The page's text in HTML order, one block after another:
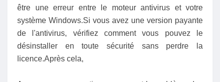
être une erreur entre le moteur antivirus et votre
système Windows.Si vous avez une version payante
de l'antivirus, vérifiez comment vous pouvez le
désinstaller en toute sécurité sans perdre la
licence.Après cela,